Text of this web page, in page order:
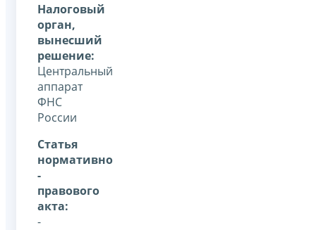
Налоговый
орган,
вынесший
решение:
Центральный
аппарат
ФНС
России
Статья
нормативно
-
правового
акта:
-